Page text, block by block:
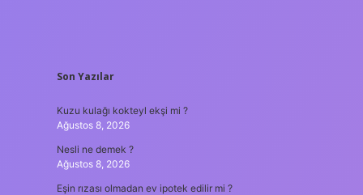
SIDEBAR
Son Yazılar
Kuzu kulağı kokteyl ekşi mi ?
Ağustos 8, 2026
Nesli ne demek ?
Ağustos 8, 2026
Eşin rızası olmadan ev ipotek edilir mi ?